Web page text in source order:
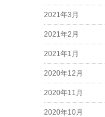
2021年3月
2021年2月
2021年1月
2020年12月
2020年11月
2020年10月